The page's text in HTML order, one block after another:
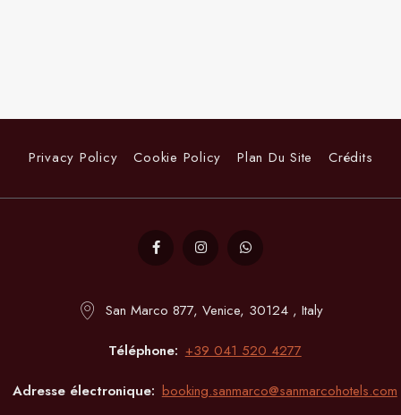
Privacy Policy Cookie Policy Plan Du Site Crédits
San Marco 877, Venice, 30124 , Italy
Téléphone +39 041 520 4277
Adresse électronique booking.sanmarco@sanmarcohotels.com